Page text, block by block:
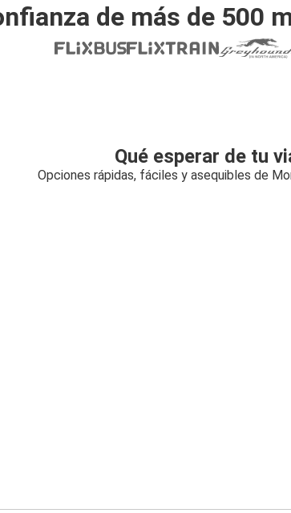
de más de 500
Qué esperar de tu
Opciones rápidas, fáciles y asequibles de